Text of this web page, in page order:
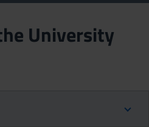
University